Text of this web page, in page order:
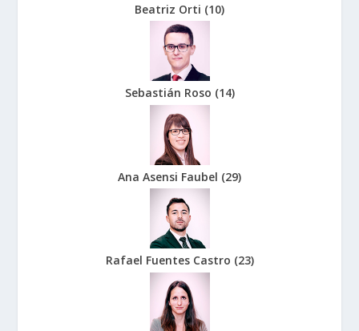
Beatriz Orti (10)
Sebastián Roso (14)
Ana Asensi Faubel (29)
Rafael Fuentes Castro (23)